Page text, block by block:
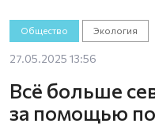
Общество Экология
27.05.2025 13:56
Всё больше
за помощью